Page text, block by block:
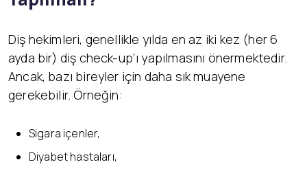
Diş hekimleri, genellikle yılda en az iki kez (her 6
ayda bir) diş check-up’ı yapılmasını önermektedir.
Ancak, bazı bireyler için daha sık muayene
gerekebilir. Örneğin:
Sigara içenler,
Diyabet hastaları,